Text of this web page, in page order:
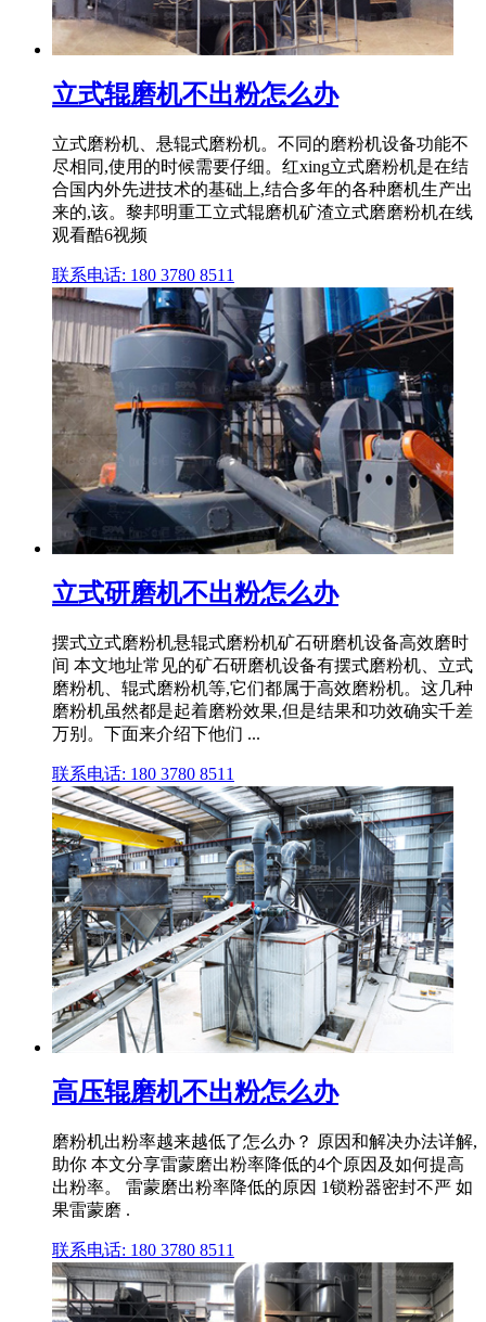
立式辊磨机不出粉怎么办
立式磨粉机、悬辊式磨粉机。不同的磨粉机设备功能不
尽相同,使用的时候需要仔细。红xing立式磨粉机是在结
合国内外先进技术的基础上,结合多年的各种磨机生产出
来的,该。黎邦明重工立式辊磨机矿渣立式磨磨粉机在线
观看酷6视频
联系电话: 180 3780 8511
立式研磨机不出粉怎么办
摆式立式磨粉机悬辊式磨粉机矿石研磨机设备高效磨时
间 本文地址常见的矿石研磨机设备有摆式磨粉机、立式
磨粉机、辊式磨粉机等,它们都属于高效磨粉机。这几种
磨粉机虽然都是起着磨粉效果,但是结果和功效确实千差
万别。下面来介绍下他们 ...
联系电话: 180 3780 8511
高压辊磨机不出粉怎么办
磨粉机出粉率越来越低了怎么办？ 原因和解决办法详解,
助你 本文分享雷蒙磨出粉率降低的4个原因及如何提高
出粉率。 雷蒙磨出粉率降低的原因 1锁粉器密封不严 如
果雷蒙磨 .
联系电话: 180 3780 8511